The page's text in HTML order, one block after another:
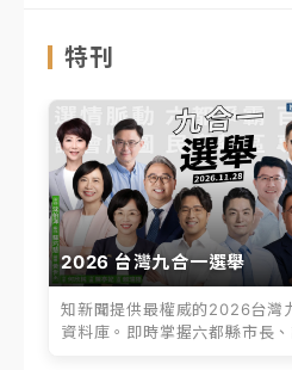
特刊
2026 台灣九合一選舉
知新聞提供最權威的2026台灣
資料庫。即時掌握六都縣市長